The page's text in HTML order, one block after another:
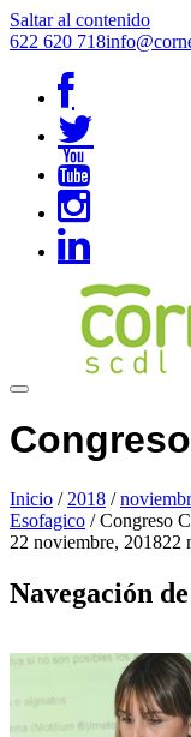
Saltar al contenido
622 620 718
Inicio / 2018 /
Esofagico / Congreso
22 noviembre, 201822
Navegación